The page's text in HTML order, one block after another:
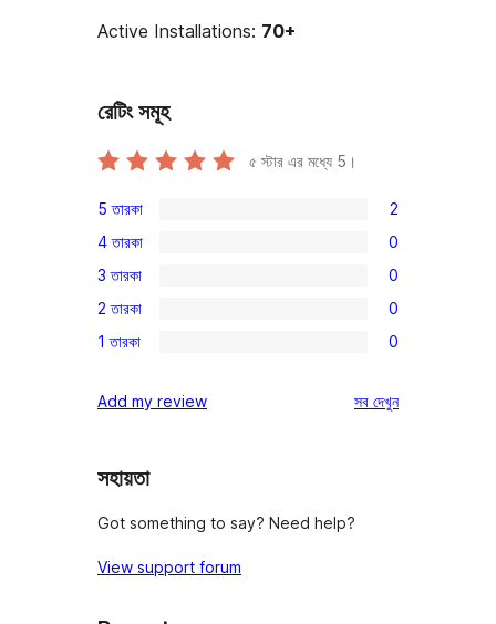
Active Installations: 70+
রেটিং সমূহ
৫ স্টার এর মধ্যে 5 ।
2টি
5-
স্টার
রিভিউ
5 তারকা 2
0টি
4-
স্টার
রিভিউ
4 তারকা 0
0টি
3-
স্টার
3 তারকা 0
0টি
2-
রিভিউ
2 তারকা 0
0টি
স্টার
1 তারকা 0
Add my review সবরিভিউ
দেখুন
সহায়তা
Got something to say? Need help?
View support forum